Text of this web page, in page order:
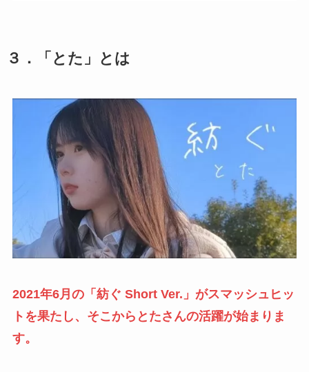
３．「 とた」 とは
2021年6月の「紡ぐ Short Ver.」がスマッシュヒッ
トを果たし、そこからとたさんの活躍が始まりま
す。